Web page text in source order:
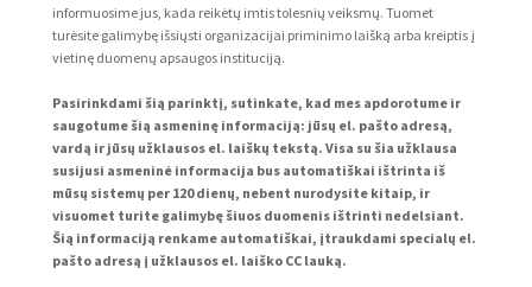
informuosime jus, kada reikėtų imtis tolesnių veiksmų. Tuomet
turėsite galimybę išsiųsti organizacijai priminimo laišką arba kreiptis į
vietinę duomenų apsaugos instituciją.
Pasirinkdami šią parinktį, sutinkate, kad mes apdorotume ir
saugotume šią asmeninę informaciją: jūsų el. pašto adresą,
vardą ir jūsų užklausos el. laiškų tekstą. Visa su šia užklausa
susijusi asmeninė informacija bus automatiškai ištrinta iš
mūsų sistemų per 120 dienų, nebent nurodysite kitaip, ir
visuomet turite galimybę šiuos duomenis ištrinti nedelsiant.
Šią informaciją renkame automatiškai, įtraukdami specialų el.
pašto adresą į užklausos el. laiško CC lauką.